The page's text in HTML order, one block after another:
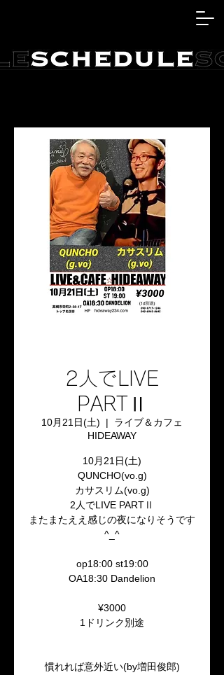
2人でLIVE
PARTⅡ
10月21日(土)
  |
ライブ＆カフェ
HIDEAWAY
10月21日(土)
QUNCHO(vo.g)
カサスリム(vo.g)
2人でLIVE PARTⅡ
またまたええ感じの夜になりそうです
^_^
op18:00 st19:00
OA18:30 Dandelion
¥3000
1ドリンク別途
慣れれば意外近い(by増田俊郎)